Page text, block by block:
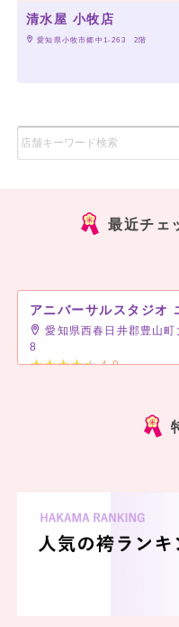
清水屋 小牧店
愛知県小牧市郷中1-263　2階
最近チェ
愛知県西春日井郡豊山
8
4.9